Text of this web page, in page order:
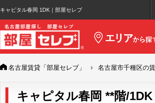
キャピタル春岡 1DK｜部屋セレブ
名古屋賃貸「部屋セレブ」 名古屋市千種区の
キャピタル春岡 **階/1DK